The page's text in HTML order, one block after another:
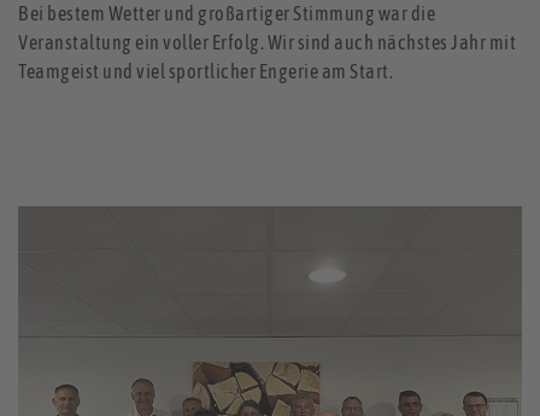
Bei bestem Wetter und großartiger Stimmung war die
Veranstaltung ein voller Erfolg. Wir sind auch nächstes Jahr mit
Teamgeist und viel sportlicher Engerie am Start.